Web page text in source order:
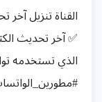
✅ آخر تحديث
الذي تستخدمه